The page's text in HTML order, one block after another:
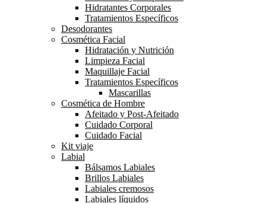
Hidratantes Corporales
Tratamientos Específicos
Desodorantes
Cosmética Facial
Hidratación y Nutrición
Limpieza Facial
Maquillaje Facial
Tratamientos Específicos
Mascarillas
Cosmética de Hombre
Afeitado y Post-Afeitado
Cuidado Corporal
Cuidado Facial
Kit viaje
Labial
Bálsamos Labiales
Brillos Labiales
Labiales cremosos
Labiales líquidos